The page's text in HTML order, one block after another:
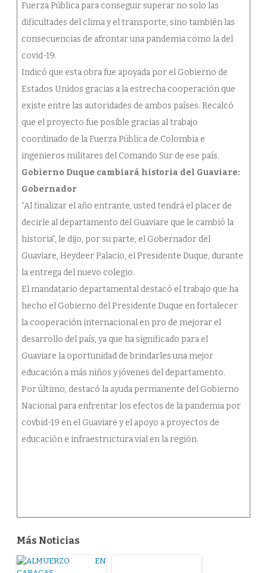
Fuerza Pública para conseguir superar no solo las
dificultades del clima y el transporte, sino también las
consecuencias de afrontar una pandemia como la del
covid-19.
Indicó que esta obra fue apoyada por el Gobierno de
Estados Unidos gracias a la estrecha cooperación que
existe entre las autoridades de ambos países. Recalcó
que el proyecto fue posible gracias al trabajo
coordinado de la Fuerza Pública de Colombia e
ingenieros militares del Comando Sur de ese país.
Gobierno Duque cambiará historia del Guaviare:
Gobernador
“Al finalizar el año entrante, usted tendrá el placer de
decirle al departamento del Guaviare que le cambió la
historia”, le dijo, por su parte, el Gobernador del
Guaviare, Heydeer Palacio, el Presidente Duque, durante
la entrega del nuevo colegio.
El mandatario departamental destacó el trabajo que ha
hecho el Gobierno del Presidente Duque en fortalecer
la cooperación internacional en pro de mejorar el
desarrollo del país, ya que ha significado para el
Guaviare la oportunidad de brindarles una mejor
educación a más niños y jóvenes del departamento.
Por último, destacó la ayuda permanente del Gobierno
Nacional para enfrentar los efectos de la pandemia por
covbid-19 en el Guaviare y el apoyo a proyectos de
educación e infraestructura vial en la región.
Más Noticias